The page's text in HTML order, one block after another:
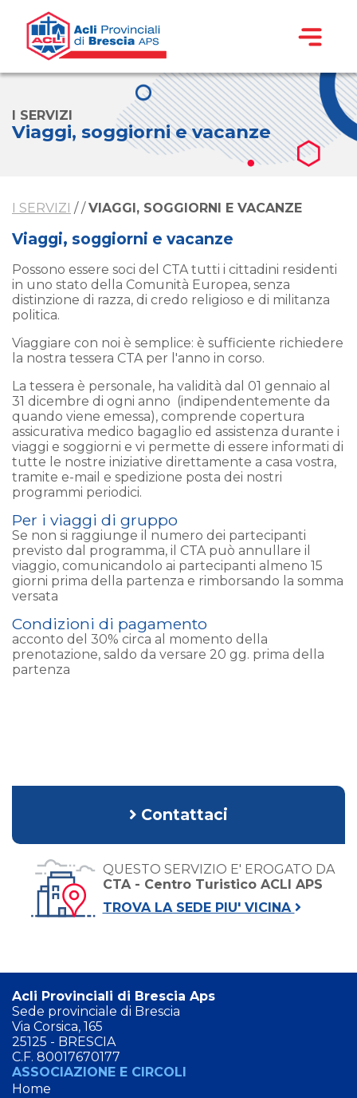
I SERVIZI
Viaggi, soggiorni e vacanze
I SERVIZI //VIAGGI, SOGGIORNI E VACANZE
Viaggi, soggiorni e vacanze
Possono essere soci del CTA tutti i cittadini residenti
in uno stato della Comunità Europea, senza
distinzione di razza, di credo religioso e di militanza
politica.
Viaggiare con noi è semplice: è sufficiente richiedere
la nostra tessera CTA per l'anno in corso.
La tessera è personale, ha validità dal 01 gennaio al
31 dicembre di ogni anno (indipendentemente da
quando viene emessa), comprende copertura
assicurativa medico bagaglio ed assistenza durante i
viaggi e soggiorni e vi permette di essere informati di
tutte le nostre iniziative direttamente a casa vostra,
tramite e-mail e spedizione posta dei nostri
programmi periodici.
Per i viaggi di gruppo
Se non si raggiunge il numero dei partecipanti
previsto dal programma, il CTA può annullare il
viaggio, comunicandolo ai partecipanti almeno 15
giorni prima della partenza e rimborsando la somma
versata
Condizioni di pagamento
acconto del 30% circa al momento della
prenotazione, saldo da versare 20 gg. prima della
partenza
Contattaci
QUESTO SERVIZIO E' EROGATO DA
CTA - Centro Turistico ACLI APS
TROVA LA SEDE PIU' VICINA
Acli Provinciali di Brescia Aps
Sede provinciale di Brescia
Via Corsica, 165
25125 - BRESCIA
C.F. 80017670177
ASSOCIAZIONE E CIRCOLI
Home